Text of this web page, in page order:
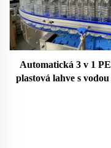
Automatická 3 v 1
plastová lahve s vodou